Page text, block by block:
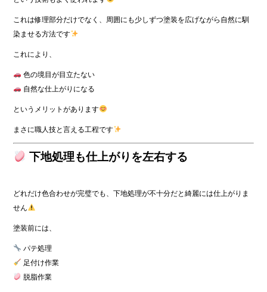
これは修理部分だけでなく、周囲にも少しずつ塗装を広げながら自然に馴
染ませる方法です
これにより、
色の境目が目立たない
自然な仕上がりになる
というメリットがあります
まさに職人技と言える工程です
下地処理も仕上がりを左右する
どれだけ色合わせが完璧でも、下地処理が不十分だと綺麗には仕上がりま
せん
塗装前には、
パテ処理
足付け作業
脱脂作業